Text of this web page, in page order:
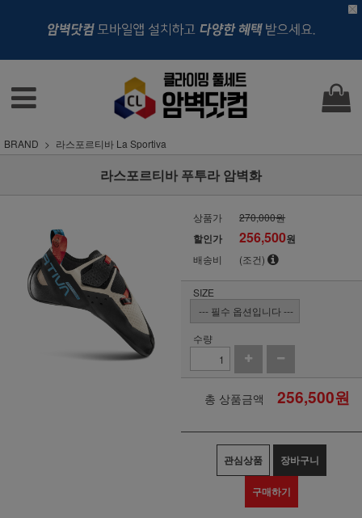
BRAND 라스포르티바 La Sportiva
라스포르티바 푸투라 암벽화
상품가 270,000원
할인가 256,500원
배송비 (조건)
SIZE
수량
총 상품금액 256,500원
관심상품 장바구니
구매하기